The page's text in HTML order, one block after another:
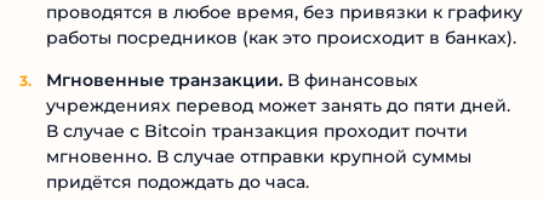
проводятся в любое время, без привязки к графику
работы посредников (как это происходит в банках).
Мгновенные транзакции. В финансовых
учреждениях перевод может занять до пяти дней.
В случае с Bitcoin транзакция проходит почти
мгновенно. В случае отправки крупной суммы
придётся подождать до часа.